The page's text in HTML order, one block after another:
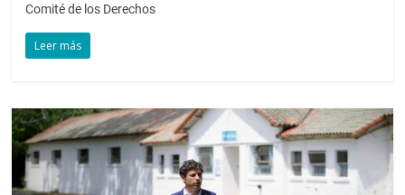
Comité de los Derechos
Leer más